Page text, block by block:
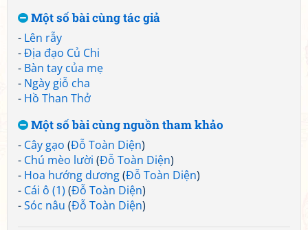
Một số bài cùng tác giả
- Lên rẫy
-Địa đạo Củ Chi
- Bàn tay của mẹ
- Ngày giỗ cha
- Hồ Than Thở
Một số bài cùng nguồn tham khảo
- Cây gạo (Đỗ Toàn Diện)
- Chú mèo lười (Đỗ Toàn Diện)
- Hoa hướng dương(Đỗ Toàn Diện)
- Cái ô (1) (Đỗ Toàn Diện)
-Sóc nâu (Đỗ Toàn Diện)